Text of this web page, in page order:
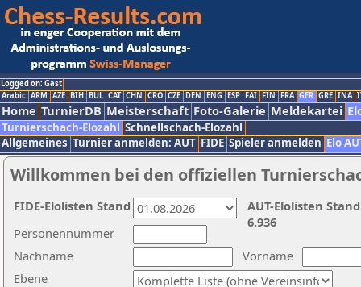
Logged on: Gast
Arabic ARM AZE BIH BUL CAT CHN CRO CZE DEN ENG ESP FAI FIN FRA GER GRE INA
Home TurnierDB Meisterschaft Foto-Galerie Meldekartei
Turnierschach-Elozahl Schnellschach-Elozahl
Allgemeines Turnier anmelden: AUT FIDE Spieler anmelden Elo
Willkommen bei den offiziellen
Nachname
Vorname
Ebene
Personennummer
AUT-Elolisten
6.936
FIDE-Elolisten Stand